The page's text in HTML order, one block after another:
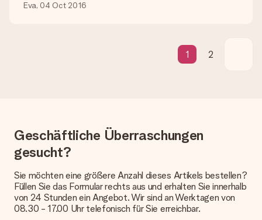
anbieten. Das Geschenk, das bestellt wird, wird als Paket oder
manuellen Überweisung verlängert sich die Lieferzeit des
Geschenks jedoch um 3 Werktage.
Geschenk empfangen
Was, wenn das Geschenk meine Erwartungen nicht
erfüllt?
Sollte das Geschenk wider Erwarten deine Erwartungen nicht
erfüllen, bitten wir dich, unseren Kundenservice zu
Eva, 04 Oct 2016
1 2
Geschäftliche Überraschungen
gesucht?
Sie möchten eine größere Anzahl dieses Artikels bestellen?
Füllen Sie das Formular rechts aus und erhalten Sie innerhalb
von 24 Stunden ein Angebot. Wir sind an Werktagen von
08.30 - 17.00 Uhr telefonisch für Sie erreichbar.